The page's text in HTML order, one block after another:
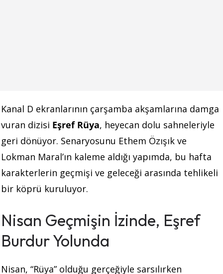
Kanal D ekranlarının çarşamba akşamlarına damga
vuran dizisi Eşref Rüya, heyecan dolu sahneleriyle
geri dönüyor. Senaryosunu Ethem Özışık ve
Lokman Maral’ın kaleme aldığı yapımda, bu hafta
karakterlerin geçmişi ve geleceği arasında tehlikeli
bir köprü kuruluyor.
Nisan Geçmişin İzinde, Eşref
Burdur Yolunda
Nisan, “Rüya” olduğu gerçeğiyle sarsılırken